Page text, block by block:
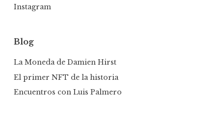
Instagram
Blog
La Moneda de Damien Hirst
El primer NFT de la historia
Encuentros con Luis Palmero